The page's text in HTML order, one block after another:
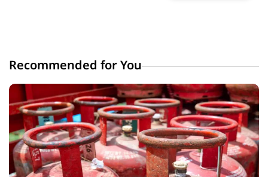
Recommended for You